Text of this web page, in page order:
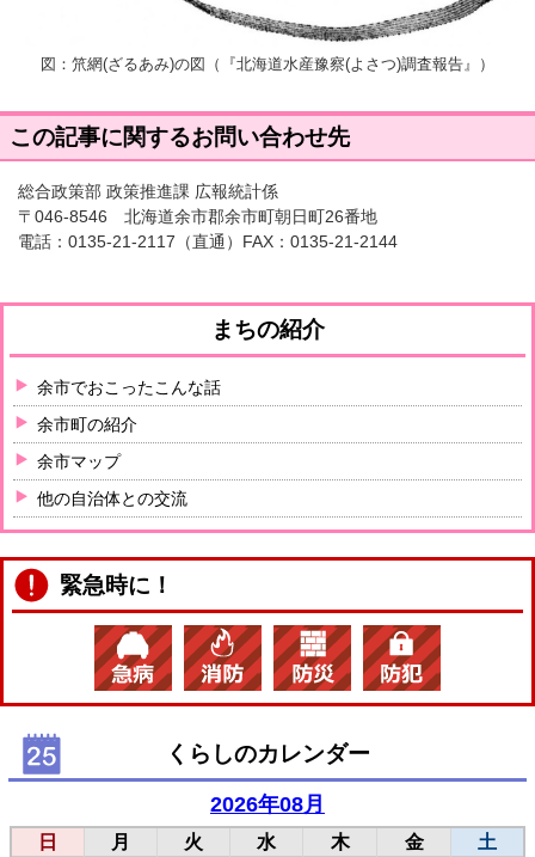
図：笊網(ざるあみ)の図（『北海道水産豫察(よさつ)調査報告』）
この記事に関するお問い合わせ先
総合政策部 政策推進課 広報統計係
〒046-8546 北海道余市郡余市町朝日町26番地
電話： 0135-21-2117 （直通）FAX：0135-21-2144
まちの紹介
余市でおこったこんな話
余市町の紹介
余市マップ
他の自治体との交流
緊急時に！
くらしのカレンダー